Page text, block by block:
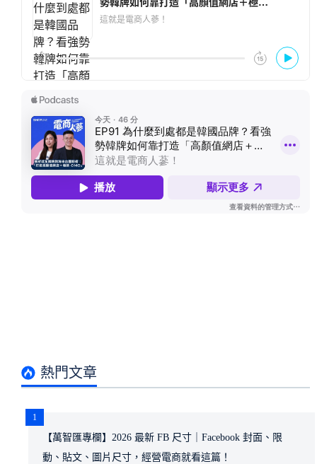
熱門文章
1
【萬智匯專欄】2026 最新 FB 尺寸｜Facebook 封面、限
動、貼文、圖片尺寸，經營電商就看這篇！